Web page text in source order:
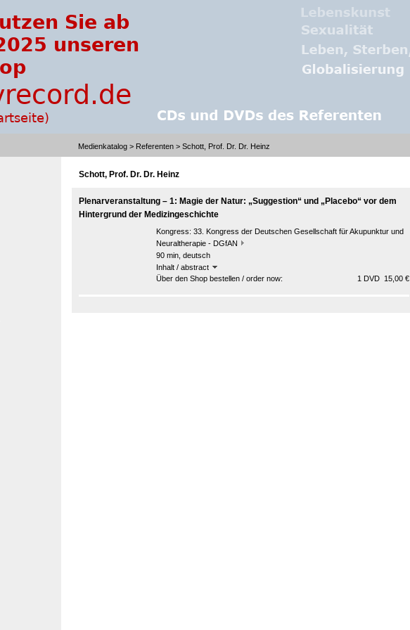
Medienkatalog > Referenten > Schott, Prof. Dr. Dr. Heinz
Schott, Prof. Dr. Dr. Heinz
Plenarveranstaltung – 1: Magie der Natur: „Suggestion“ und „Placebo“ vor dem
Hintergrund der Medizingeschichte
Kongress: 33. Kongress der Deutschen Gesellschaft für Akupunktur und
Neuraltherapie - DGfAN
90 min, deutsch
Inhalt / abstract
Über den Shop bestellen / order now:
1 DVD 15,00 €